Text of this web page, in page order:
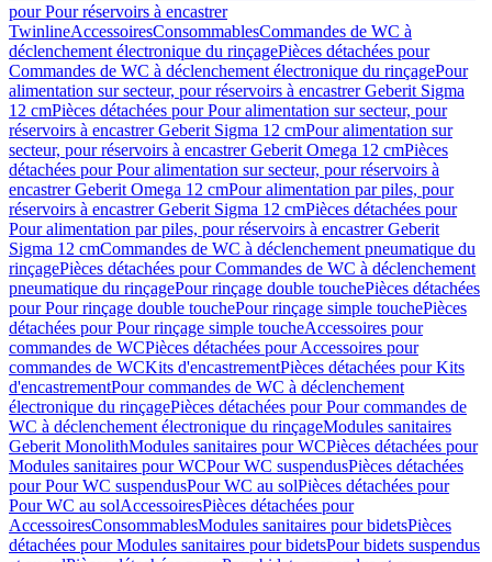
pour Pour réservoirs à encastrer
TwinlineAccessoiresConsommablesCommandes de WC à
déclenchement électronique du rinçagePièces détachées pour
Commandes de WC à déclenchement électronique du rinçagePour
alimentation sur secteur, pour réservoirs à encastrer Geberit Sigma
12 cmPièces détachées pour Pour alimentation sur secteur, pour
réservoirs à encastrer Geberit Sigma 12 cmPour alimentation sur
secteur, pour réservoirs à encastrer Geberit Omega 12 cmPièces
détachées pour Pour alimentation sur secteur, pour réservoirs à
encastrer Geberit Omega 12 cmPour alimentation par piles, pour
réservoirs à encastrer Geberit Sigma 12 cmPièces détachées pour
Pour alimentation par piles, pour réservoirs à encastrer Geberit
Sigma 12 cmCommandes de WC à déclenchement pneumatique du
rinçagePièces détachées pour Commandes de WC à déclenchement
pneumatique du rinçagePour rinçage double touchePièces détachées
pour Pour rinçage double touchePour rinçage simple touchePièces
détachées pour Pour rinçage simple toucheAccessoires pour
commandes de WCPièces détachées pour Accessoires pour
commandes de WCKits d'encastrementPièces détachées pour Kits
d'encastrementPour commandes de WC à déclenchement
électronique du rinçagePièces détachées pour Pour commandes de
WC à déclenchement électronique du rinçageModules sanitaires
Geberit MonolithModules sanitaires pour WCPièces détachées pour
Modules sanitaires pour WCPour WC suspendusPièces détachées
pour Pour WC suspendusPour WC au solPièces détachées pour
Pour WC au solAccessoiresPièces détachées pour
AccessoiresConsommablesModules sanitaires pour bidetsPièces
détachées pour Modules sanitaires pour bidetsPour bidets suspendus